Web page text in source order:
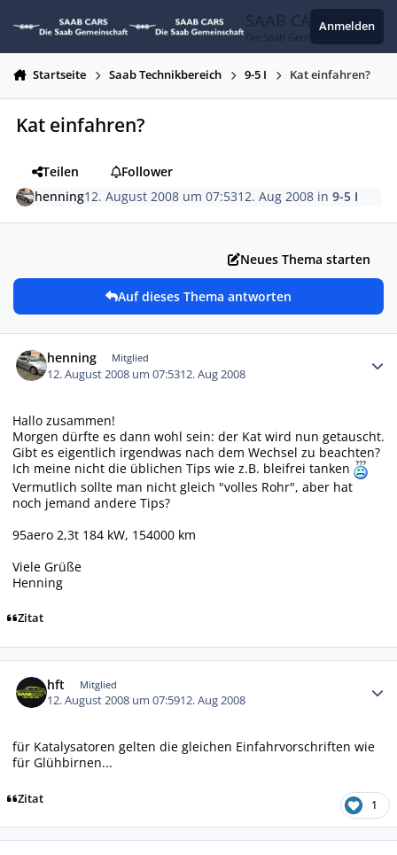
SAAB CARS
Die Saab Gemeinschaft
Anmelden
Startseite Saab Technikbereich 9-5 I Kat einfahren?
Kat einfahren?
Teilen
Follower
henning12. August 2008 um 07:5312. Aug 2008 in9-5 I
Neues Thema starten
Auf dieses Thema antworten
henning Mitglied
12. August 2008 um 07:5312. Aug 2008
Hallo zusammen!
Morgen dürfte es dann wohl sein: der Kat wird nun getauscht.
Gibt es eigentlich irgendwas nach dem Wechsel zu beachten?
Ich meine nicht die üblichen Tips wie z.B. bleifrei tanken
Vermutlich sollte man nicht gleich "volles Rohr", aber hat
noch jemand andere Tips?
95aero 2,3t 184 kW, 154000 km
Viele Grüße
Henning
Zitat
hft Mitglied
12. August 2008 um 07:5912. Aug 2008
für Katalysatoren gelten die gleichen Einfahrvorschriften wie
für Glühbirnen...
Zitat 1